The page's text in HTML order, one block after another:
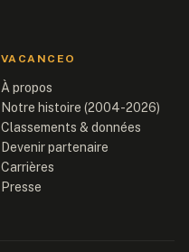
VACANCEO
À propos
Notre histoire (2004-2026)
Classements & données
Devenir partenaire
Carrières
Presse